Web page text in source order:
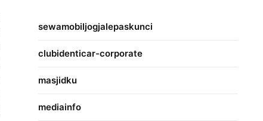
sewamobiljogjalepaskunci
clubidenticar-corporate
masjidku
mediainfo